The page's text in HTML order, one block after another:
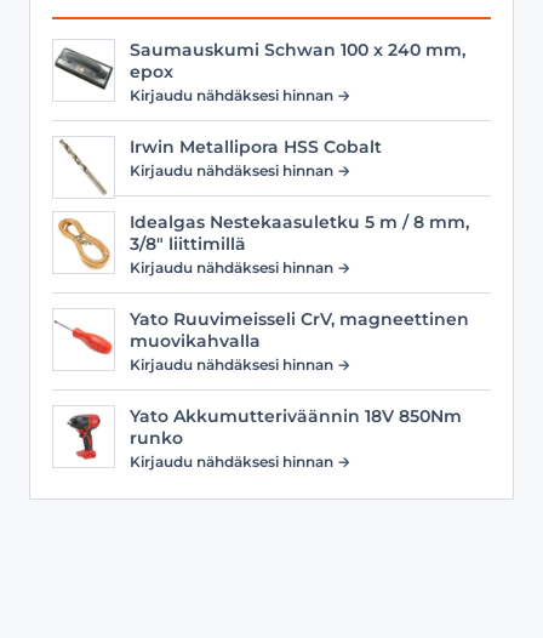
Saumauskumi Schwan 100 x 240 mm,
epox
Kirjaudu nähdäksesi hinnan →
Irwin Metallipora HSS Cobalt
Kirjaudu nähdäksesi hinnan →
Idealgas Nestekaasuletku 5 m / 8 mm,
3/8" liittimillä
Kirjaudu nähdäksesi hinnan →
Yato Ruuvimeisseli CrV, magneettinen
muovikahvalla
Kirjaudu nähdäksesi hinnan →
Yato Akkumutteriväännin 18V 850Nm
runko
Kirjaudu nähdäksesi hinnan →